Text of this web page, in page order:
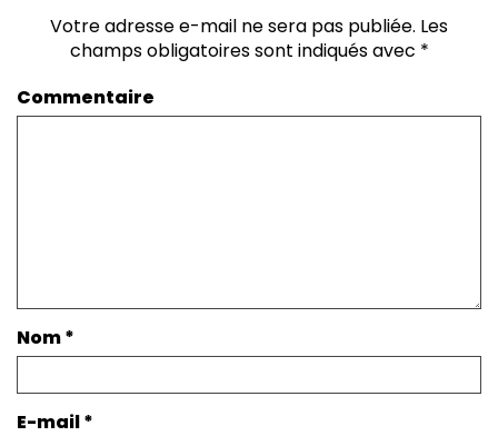
Votre adresse e-mail ne sera pas publiée. Les
champs obligatoires sont indiqués avec *
Commentaire
Nom*
E-mail*